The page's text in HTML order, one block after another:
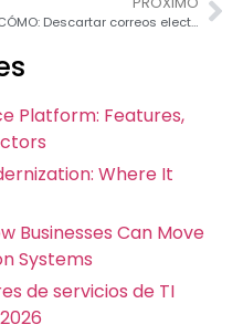
CÓMO: Descartar correos electrónicos no deseados en Exim
Platform: Features,
Where It
Businesses Can Move
Systems
de servicios de TI